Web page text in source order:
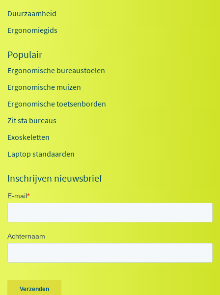
Duurzaamheid
Ergonomiegids
Populair
Ergonomische bureaustoelen
Ergonomische muizen
Ergonomische toetsenborden
Zit sta bureaus
Exoskeletten
Laptop standaarden
Inschrijven nieuwsbrief